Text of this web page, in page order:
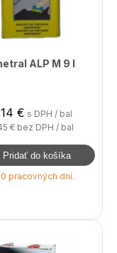
ALP M 9 l
€ s DPH / bal
€ bez DPH / bal
pracovných dní.